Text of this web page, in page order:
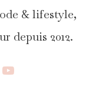
& lifestyle,
depuis 2012.